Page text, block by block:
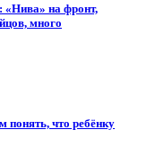
«Нива» на фронт,
много
понять, что ребёнку